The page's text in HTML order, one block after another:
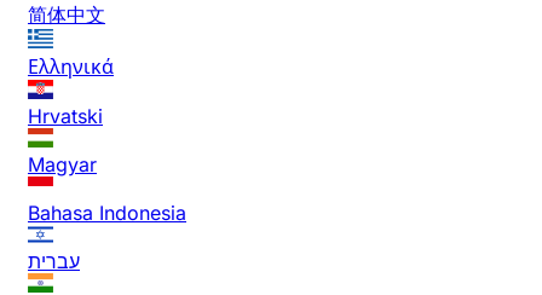
简体中文
Ελληνικά
Hrvatski
Magyar
Bahasa Indonesia
עברית